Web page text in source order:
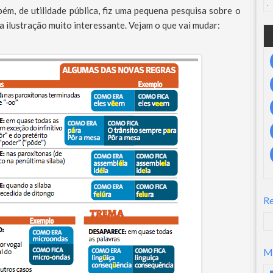
de utilidade pública, fiz uma pequena pesquisa sobre o
ilustração muito interessante. Vejam o que vai mudar: